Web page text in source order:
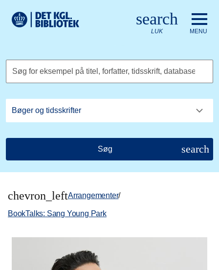
Det Kongelige Biblioteks logo. Gå til Det Kongelige
search
LUK MENU
Søg for eksempel på titel, forfatter, tidsskrift, database
Søg search
chevron_leftArrangementer/
BookTalks: Sang Young Park